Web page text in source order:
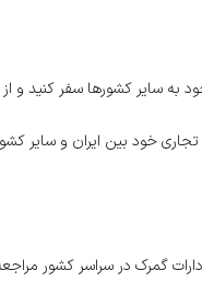
سایر کشورها سفر کنید و از
خود بین ایران و سایر
ادارات گمرک در سراسر کشور